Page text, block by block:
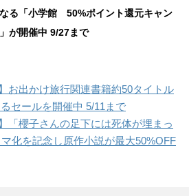
る「小学館 50%ポイント還元キャン
が開催中 9/27まで
お出かけ旅行関連書籍約50タイトル
セールを開催中 5/11まで
「櫻子さんの足下には死体が埋まっ
化を記念し原作小説が最大50%OFF